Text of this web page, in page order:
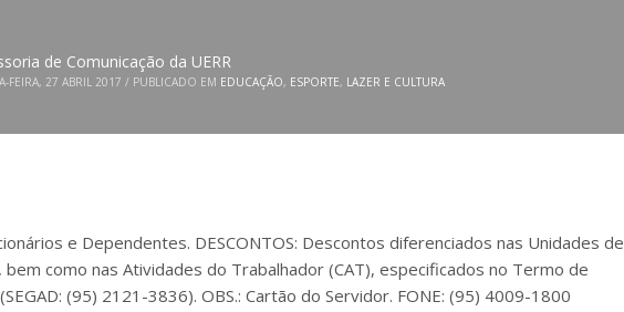
de Comunicação da UERR
FEIRA, 27 ABRIL 2017 / PUBLICADO EM EDUCAÇÃO, ESPORTE, LAZER E CULTURA
e Dependentes. DESCONTOS: Descontos diferenciados nas Unidades de
bem como nas Atividades do Trabalhador (CAT), especificados no Termo de
(95) 2121-3836). OBS.: Cartão do Servidor. FONE: (95) 4009-1800